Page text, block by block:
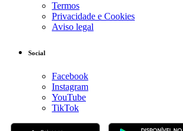
Termos
Privacidade e Cookies
Aviso legal
Social
Facebook
Instagram
YouTube
TikTok